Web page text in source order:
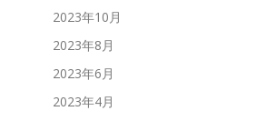
2023年10月
2023年8月
2023年6月
2023年4月